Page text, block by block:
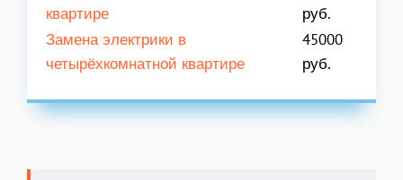
квартире
руб.
Замена электрики в
четырёхкомнатной квартире
45000
руб.